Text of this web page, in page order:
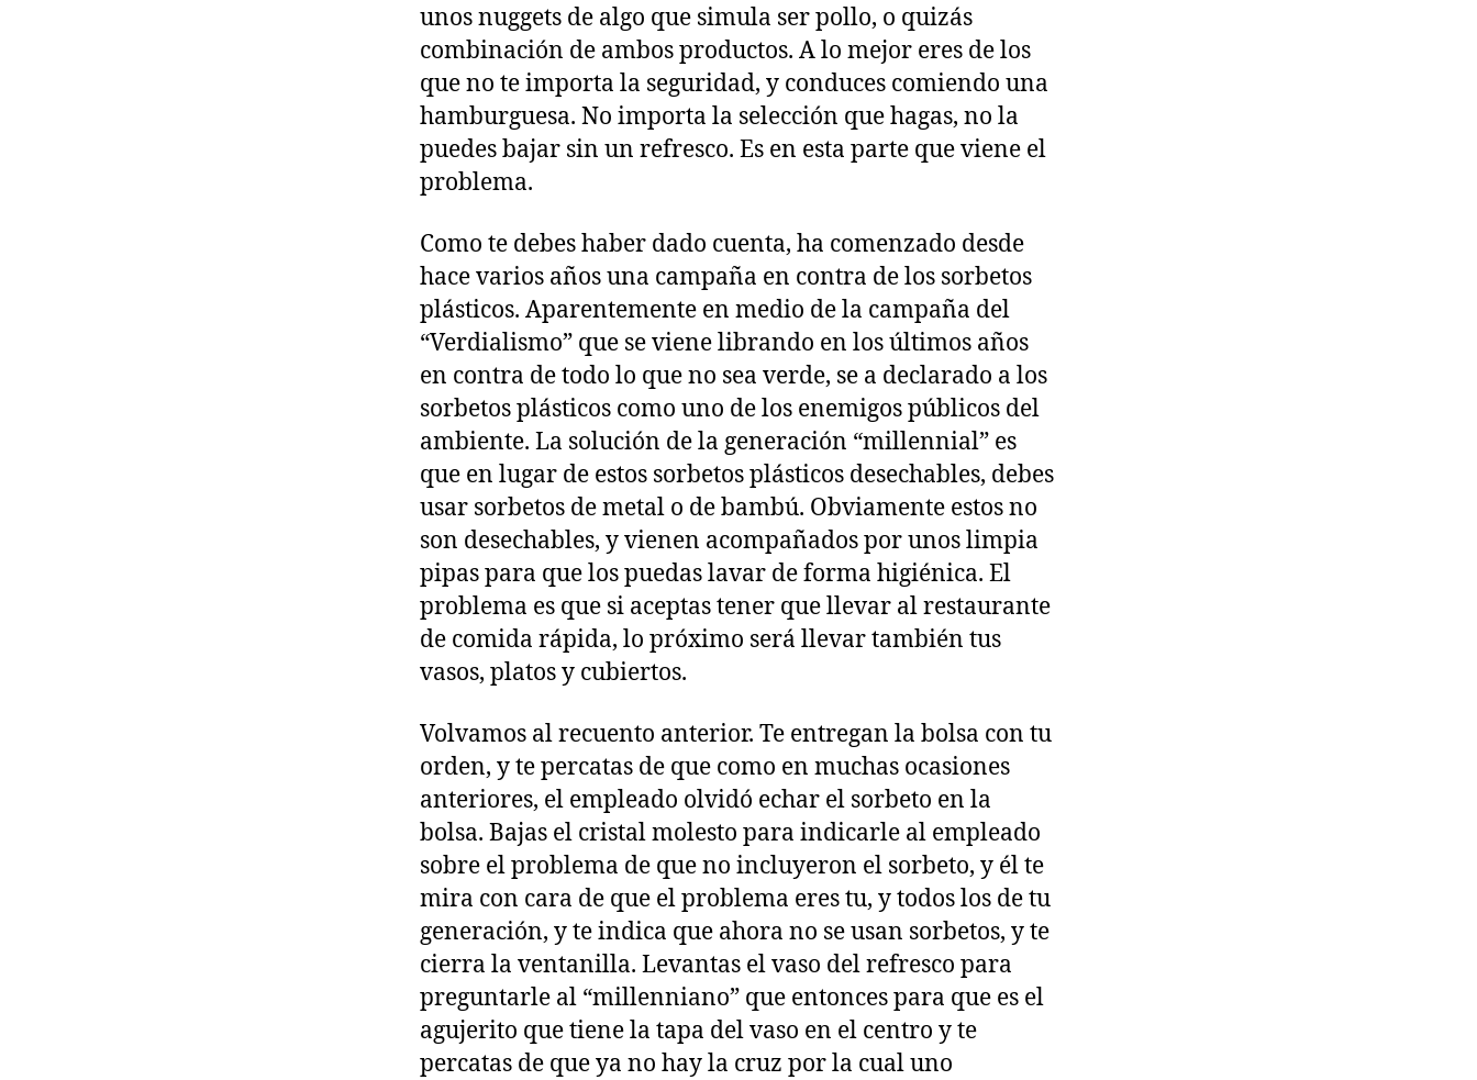
unos nuggets de algo que simula ser pollo, o quizás
combinación de ambos productos. A lo mejor eres de los
que no te importa la seguridad, y conduces comiendo una
hamburguesa. No importa la selección que hagas, no la
puedes bajar sin un refresco. Es en esta parte que viene el
problema.
Como te debes haber dado cuenta, ha comenzado desde
hace varios años una campaña en contra de los sorbetos
plásticos. Aparentemente en medio de la campaña del
“Verdialismo” que se viene librando en los últimos años
en contra de todo lo que no sea verde, se a declarado a los
sorbetos plásticos como uno de los enemigos públicos del
ambiente. La solución de la generación “millennial” es
que en lugar de estos sorbetos plásticos desechables, debes
usar sorbetos de metal o de bambú. Obviamente estos no
son desechables, y vienen acompañados por unos limpia
pipas para que los puedas lavar de forma higiénica. El
problema es que si aceptas tener que llevar al restaurante
de comida rápida, lo próximo será llevar también tus
vasos, platos y cubiertos.
Volvamos al recuento anterior. Te entregan la bolsa con tu
orden, y te percatas de que como en muchas ocasiones
anteriores, el empleado olvidó echar el sorbeto en la
bolsa. Bajas el cristal molesto para indicarle al empleado
sobre el problema de que no incluyeron el sorbeto, y él te
mira con cara de que el problema eres tu, y todos los de tu
generación, y te indica que ahora no se usan sorbetos, y te
cierra la ventanilla. Levantas el vaso del refresco para
preguntarle al “millenniano” que entonces para que es el
agujerito que tiene la tapa del vaso en el centro y te
percatas de que ya no hay la cruz por la cual uno